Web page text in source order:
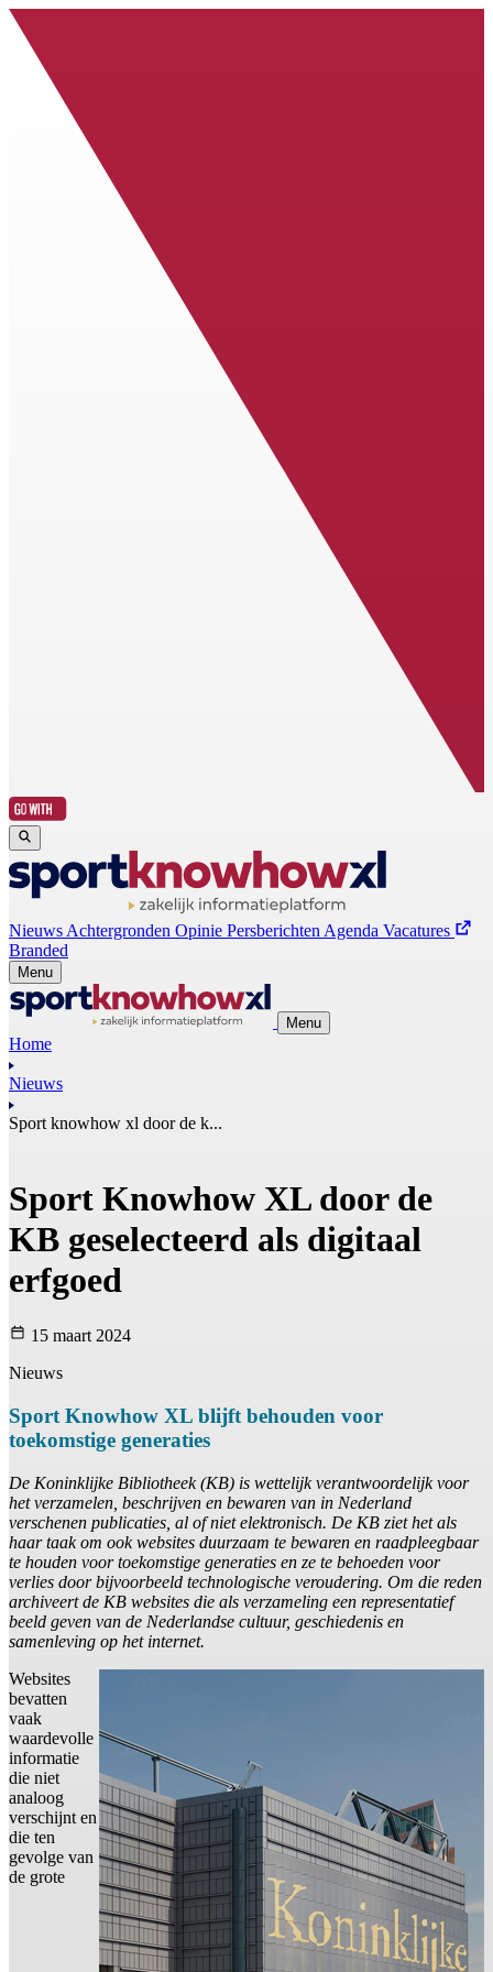
Nieuws Achtergronden Opinie Persberichten Agenda Vacatures
Branded
Menu
Menu
Home
Nieuws
Sport knowhow xl door de k...
Sport Knowhow XL door de
KB geselecteerd als digitaal
erfgoed
15 maart 2024
Nieuws
Sport Knowhow XL blijft behouden voor
toekomstige generaties
De Koninklijke Bibliotheek (KB) is wettelijk verantwoordelijk voor
het verzamelen, beschrijven en bewaren van in Nederland
verschenen publicaties, al of niet elektronisch. De KB ziet het als
haar taak om ook websites duurzaam te bewaren en raadpleegbaar
te houden voor toekomstige generaties en ze te behoeden voor
verlies door bijvoorbeeld technologische veroudering. Om die reden
archiveert de KB websites die als verzameling een representatief
beeld geven van de Nederlandse cultuur, geschiedenis en
samenleving op het internet.
Websites
bevatten
vaak
waardevolle
informatie
die niet
analoog
verschijnt en
die ten
gevolge van
de grote